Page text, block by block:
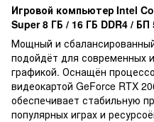
Игровой компьютер Intel
Super 8 ГБ / 16 ГБ DDR4 / БП
Мощный и
подойдёт для современных
графикой. Оснащён
видеокартой GeForce RTX
обеспечивает стабильную
популярных играх и